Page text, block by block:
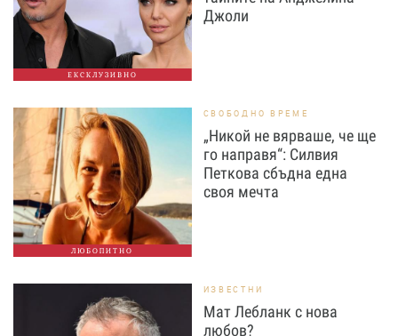
ЕКСКЛУЗИВНО
Джоли
ЛЮБОПИТНО
СВОБОДНО ВРЕМЕ
„Никой не вярваше, че ще
го направя“: Силвия
Петкова сбъдна една
своя мечта
ИЗВЕСТНИ
Мат Лебланк с нова
любов?